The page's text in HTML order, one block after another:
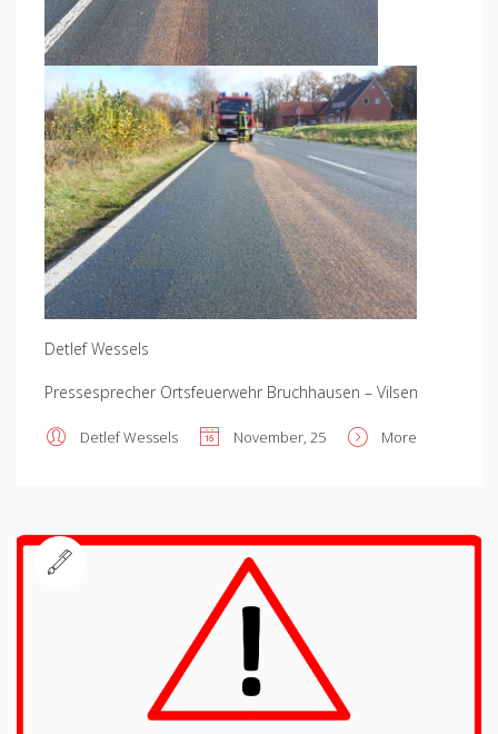
Detlef Wessels
Pressesprecher Ortsfeuerwehr Bruchhausen – Vilsen
Detlef Wessels November, 25 More